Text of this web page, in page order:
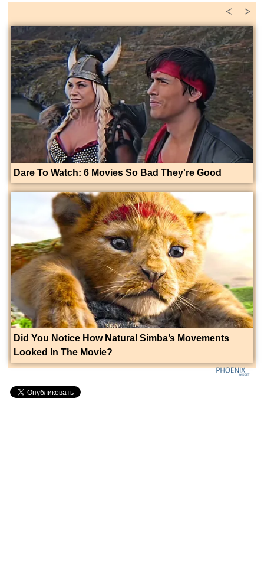
>
<
Dare To Watch: 6 Movies So Bad They're Good
Did You Notice How Natural Simba’s Movements
Looked In The Movie?